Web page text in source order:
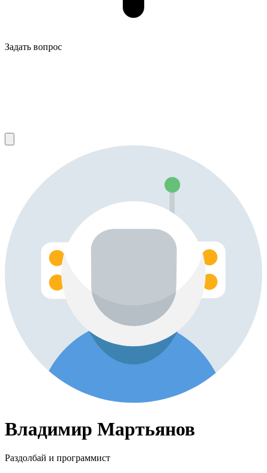
Задать вопрос
Владимир Мартьянов
Раздолбай и программист